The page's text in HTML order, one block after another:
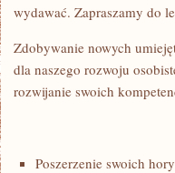
wydawać. Zapraszamy⁣ do
Zdobywanie nowych
dla naszego rozwoju
rozwijanie swoich
Poszerzenie swoich